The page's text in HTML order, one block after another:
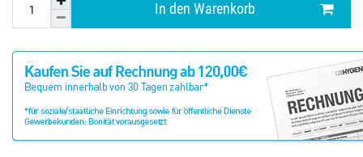
In den Warenkorb